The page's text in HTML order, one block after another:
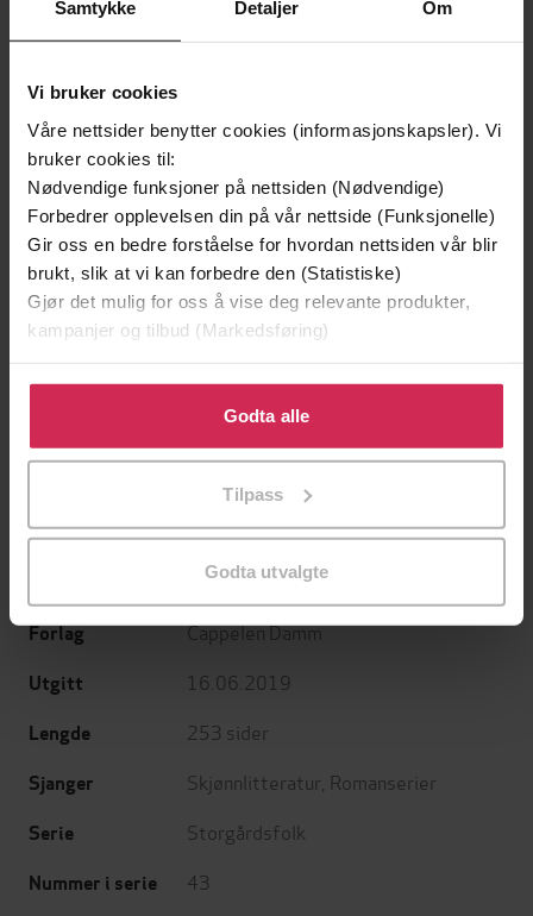
Samtykke Detaljer Om
Vi bruker cookies
Våre nettsider benytter cookies (informasjonskapsler). Vi
bruker cookies til:
Nødvendige funksjoner på nettsiden (Nødvendige)
Forbedrer opplevelsen din på vår nettside (Funksjonelle)
Gir oss en bedre forståelse for hvordan nettsiden vår blir
brukt, slik at vi kan forbedre den (Statistiske)
Gjør det mulig for oss å vise deg relevante produkter,
kampanjer og tilbud (Markedsføring)
Klikk på «Godta alle» for å gi oss ditt samtykke til å
bruke cookies for alle disse formålene. Du kan også
tilpasse ditt samtykke til spesifikke formål ved å klikke
Godta alle
Tilpass
Godta utvalgte
Premium
EBOK EBOK
Eva J. Stensrud(forfatter)
Forlag Cappelen Damm
Utgitt 16.06.2019
Lengde 253 sider
Sjanger Skjønnlitteratur Romanserier
Serie Storgårdsfolk
Nummer i serie 43